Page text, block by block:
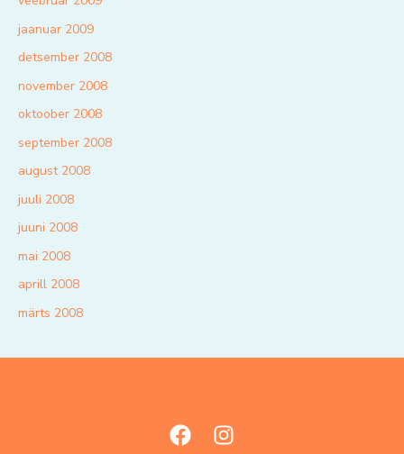
jaanuar 2009
detsember 2008
november 2008
oktoober 2008
september 2008
august 2008
juuli 2008
juuni 2008
mai 2008
aprill 2008
märts 2008